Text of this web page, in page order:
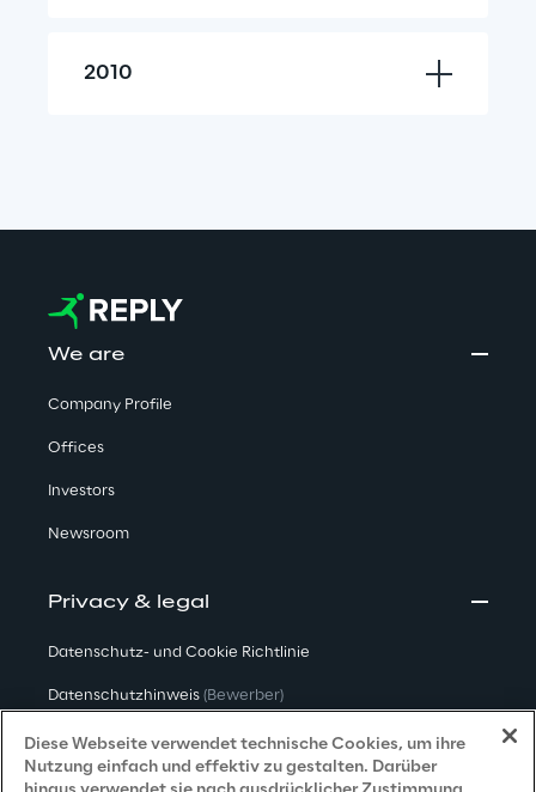
2010
We are
Company Profile
Offices
Investors
Newsroom
Privacy & legal
Datenschutz- und Cookie Richtlinie
Datenschutzhinweis (Bewerber)
Datenschutzhinweis(Kunden)
Datenschutzhinweis (Dienstleister)
Diese Webseite verwendet technische Cookies, um ihre
Nutzung einfach und effektiv zu gestalten. Darüber